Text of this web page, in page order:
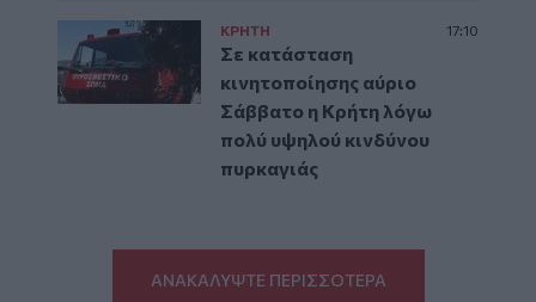
ΚΡΗΤΗ 17:10
Σε κατάσταση
κινητοποίησης αύριο
Σάββατο η Κρήτη λόγω
πολύ υψηλού κινδύνου
πυρκαγιάς
ΑΝΑΚΑΛΥΨΤΕ ΠΕΡΙΣΣΟΤΕΡΑ